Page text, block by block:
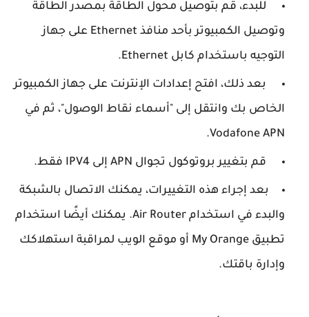
للبدء، قم بتوصيل محول الطاقة بمصدر الطاقة
وتوصيل الكمبيوتر بأحد منافذ Ethernet على جهاز
التوجيه باستخدام كابل Ethernet.
بعد ذلك، افتح إعدادات الإنترنت على جهاز الكمبيوتر
الخاص بك وانتقل إلى "أسماء نقاط الوصول"، ثم في
Vodafone APN.
قم بتغيير بروتوكول تجوال APN إلى IPV4 فقط.
بعد إجراء هذه التغييرات، يمكنك الاتصال بالشبكة
والبدء في استخدام Air Router. يمكنك أيضًا استخدام
تطبيق My Orange أو موقع الويب لمراقبة استهلاكك
وإدارة باقتك.